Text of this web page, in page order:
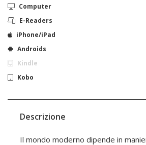
Computer
E-Readers
iPhone/iPad
Androids
Kindle
Kobo
Descrizione
Il mondo moderno dipende in